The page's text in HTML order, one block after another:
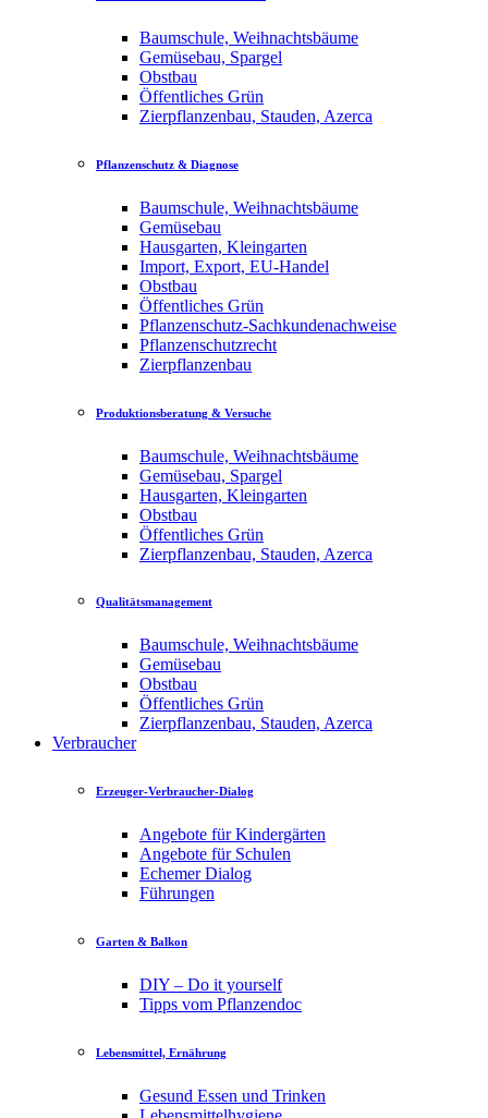
Baumschule, Weihnachtsbäume
Gemüsebau, Spargel
Obstbau
Öffentliches Grün
Zierpflanzenbau, Stauden, Azerca
Pflanzenschutz & Diagnose
Baumschule, Weihnachtsbäume
Gemüsebau
Hausgarten, Kleingarten
Import, Export, EU-Handel
Obstbau
Öffentliches Grün
Pflanzenschutz-Sachkundenachweise
Pflanzenschutzrecht
Zierpflanzenbau
Produktionsberatung & Versuche
Baumschule, Weihnachtsbäume
Gemüsebau, Spargel
Hausgarten, Kleingarten
Obstbau
Öffentliches Grün
Zierpflanzenbau, Stauden, Azerca
Qualitätsmanagement
Baumschule, Weihnachtsbäume
Gemüsebau
Obstbau
Öffentliches Grün
Zierpflanzenbau, Stauden, Azerca
Verbraucher
Erzeuger-Verbraucher-Dialog
Angebote für Kindergärten
Angebote für Schulen
Echemer Dialog
Führungen
Garten & Balkon
DIY – Do it yourself
Tipps vom Pflanzendoc
Lebensmittel, Ernährung
Gesund Essen und Trinken